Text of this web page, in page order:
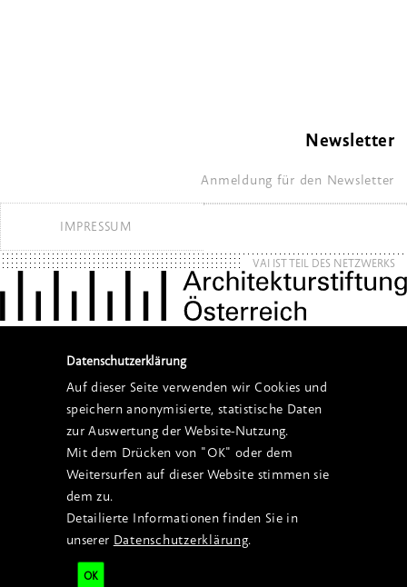
Newsletter
Anmeldung für den Newsletter
IMPRESSUM
VAI IST TEIL DES NETZWERKS
Datenschutzerklärung
Auf dieser Seite verwenden wir Cookies und
speichern anonymisierte, statistische Daten
zur Auswertung der Website-Nutzung.
Mit dem Drücken von "OK" oder dem
Weitersurfen auf dieser Website stimmen sie
dem zu.
Detailierte Informationen finden Sie in
unserer Datenschutzerklärung.
OK